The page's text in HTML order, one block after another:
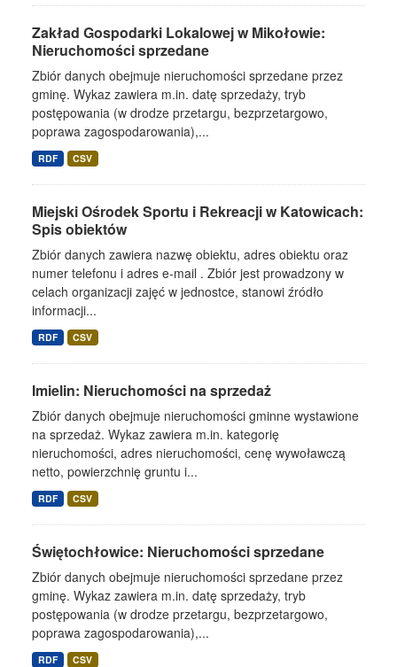
Zakład Gospodarki Lokalowej w Mikołowie:
Nieruchomości sprzedane
Zbiór danych obejmuje nieruchomości sprzedane przez
gminę. Wykaz zawiera m.in. datę sprzedaży, tryb
postępowania (w drodze przetargu, bezprzetargowo,
poprawa zagospodarowania),...
RDF CSV
Miejski Ośrodek Sportu i Rekreacji w Katowicach:
Spis obiektów
Zbiór danych zawiera nazwę obiektu, adres obiektu oraz
numer telefonu i adres e-mail . Zbiór jest prowadzony w
celach organizacji zajęć w jednostce, stanowi źródło
informacji...
RDF CSV
Imielin: Nieruchomości na sprzedaż
Zbiór danych obejmuje nieruchomości gminne wystawione
na sprzedaż. Wykaz zawiera m.in. kategorię
nieruchomości, adres nieruchomości, cenę wywoławczą
netto, powierzchnię gruntu i...
RDF CSV
Świętochłowice: Nieruchomości sprzedane
Zbiór danych obejmuje nieruchomości sprzedane przez
gminę. Wykaz zawiera m.in. datę sprzedaży, tryb
postępowania (w drodze przetargu, bezprzetargowo,
poprawa zagospodarowania),...
RDF CSV